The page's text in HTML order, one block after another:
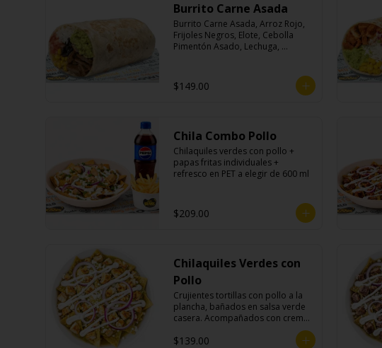
Burrito Carne Asada
Burrito Carne Asada, Arroz Rojo,
Frijoles Negros, Elote, Cebolla
Pimentón Asado, Lechuga,
$149.00
Chila Combo Pollo
Chilaquiles verdes con pollo +
papas fritas individuales +
refresco en PET a elegir de 600 ml
$209.00
Chilaquiles Verdes con
Pollo
Crujientes tortillas con pollo a la
plancha, bañados en salsa verde
casera. Acompañados con crema,
queso fresco y cebolla morada.
$139.00